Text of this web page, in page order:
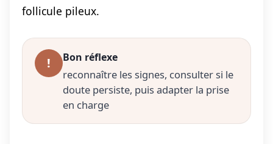
follicule pileux.
! Bon réflexe
reconnaître les signes, consulter si le
doute persiste, puis adapter la prise
en charge